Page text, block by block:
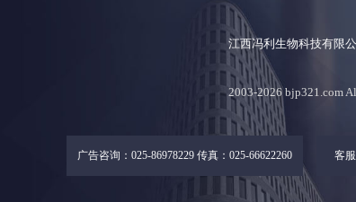
江西冯利生物科技有限
2003-2026 bjp321.com
广告咨询：025-86978229 传真：025-66622260 客